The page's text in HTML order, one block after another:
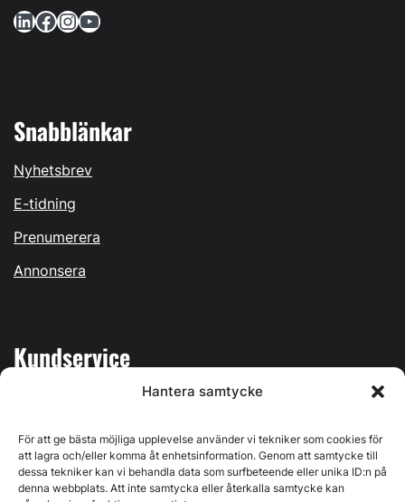
Hantera samtycke
För att ge bästa möjliga upplevelse använder vi tekniker som cookies för
att lagra och/eller komma åt enhetsinformation. Genom att samtycke till
dessa tekniker kan vi behandla data som surfbeteende eller unika ID:n på
denna webbplats. Att inte samtycka eller återkalla samtycke kan
LinkedIn Facebook InstagramYouTube
Snabblänkar
Nyhetsbrev
E-tidning
Prenumerera
Annonsera
Kundservice
Kontakta oss